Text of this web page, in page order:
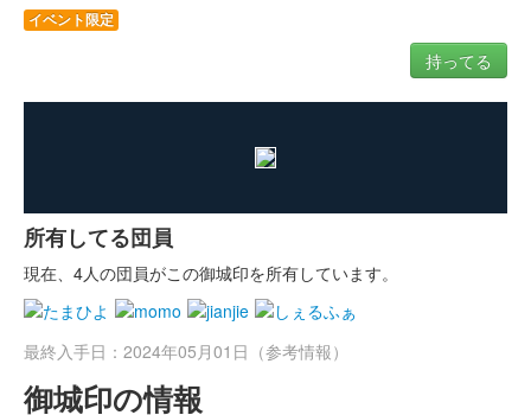
イベント限定
持ってる
所有してる団員
現在、4人の団員がこの御城印を所有しています。
最終入手日：2024年05月01日（参考情報）
御城印の情報